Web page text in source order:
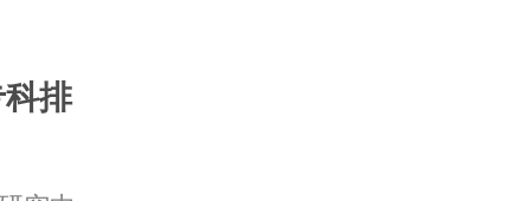
排